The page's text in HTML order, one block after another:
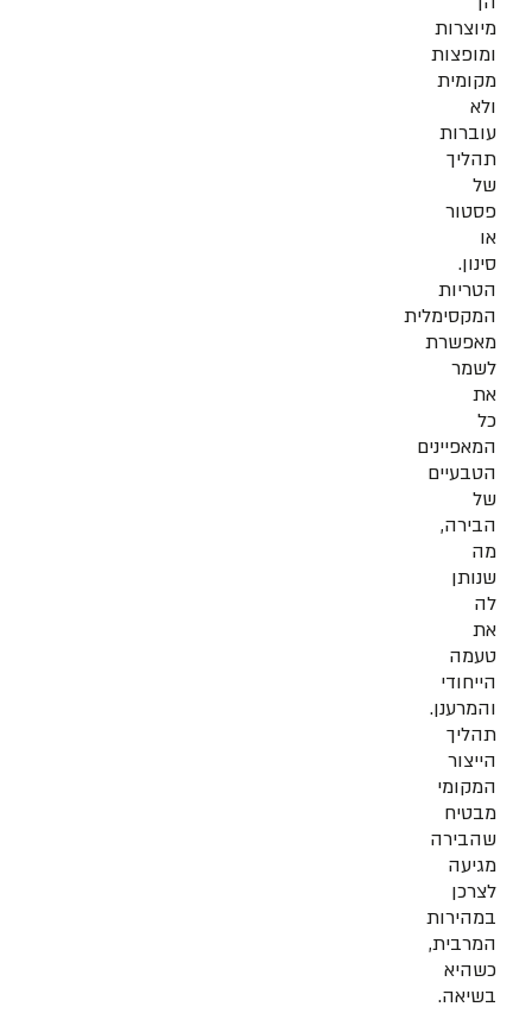
מיוצרות
ומופצות
מקומית
ולא
עוברות
תהליך
של
פסטור
או
סינון.
הטריות
המקסימלית
מאפשרת
לשמר
את
כל
המאפיינים
הטבעיים
של
הבירה,
מה
שנותן
לה
את
טעמה
הייחודי
והמרענן.
תהליך
הייצור
המקומי
מבטיח
שהבירה
מגיעה
לצרכן
במהירות
המרבית,
כשהיא
בשיאה.